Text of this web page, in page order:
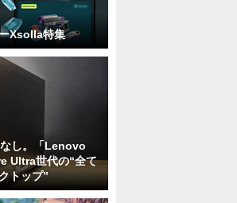
Xsolla特集
し。「Lenovo
Ultra世代の“全て
トップ”